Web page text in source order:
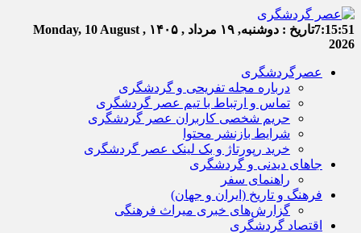
7:15:51تاریخ : دوشنبه, ۱۹ مرداد , ۱۴۰۵
Monday, 10 August ,
2026
عصرگردشگری
درباره مجله تفریحی و گردشگری
تماس و ارتباط با تیم عصر گردشگری
حریم شخصی کاربران عصر گردشگری
شرایط بازنشر محتوا
خرید رپورتاژ و بک لینک عصر گردشگری
جاهای دیدنی و گردشگری
راهنمای سفر
فرهنگ و تاریخ (ایران و جهان)
گزارش‌های خبری میراث فرهنگی
اقتصاد گردشگری